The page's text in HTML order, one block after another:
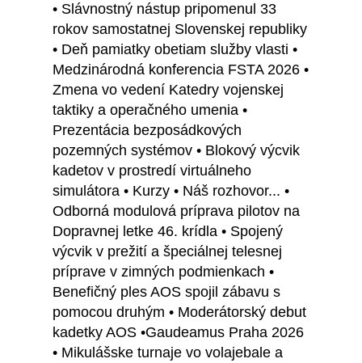
• Slávnostný nástup pripomenul 33
rokov samostatnej Slovenskej republiky
• Deň pamiatky obetiam služby vlasti •
Medzinárodná konferencia FSTA 2026 •
Zmena vo vedení Katedry vojenskej
taktiky a operačného umenia •
Prezentácia bezposádkových
pozemných systémov • Blokový výcvik
kadetov v prostredí virtuálneho
simulátora • Kurzy • Náš rozhovor... •
Odborná modulová príprava pilotov na
Dopravnej letke 46. krídla • Spojený
výcvik v prežití a špeciálnej telesnej
príprave v zimných podmienkach •
Benefičný ples AOS spojil zábavu s
pomocou druhým • Moderátorský debut
kadetky AOS •Gaudeamus Praha 2026
• Mikulášske turnaje vo volajebale a